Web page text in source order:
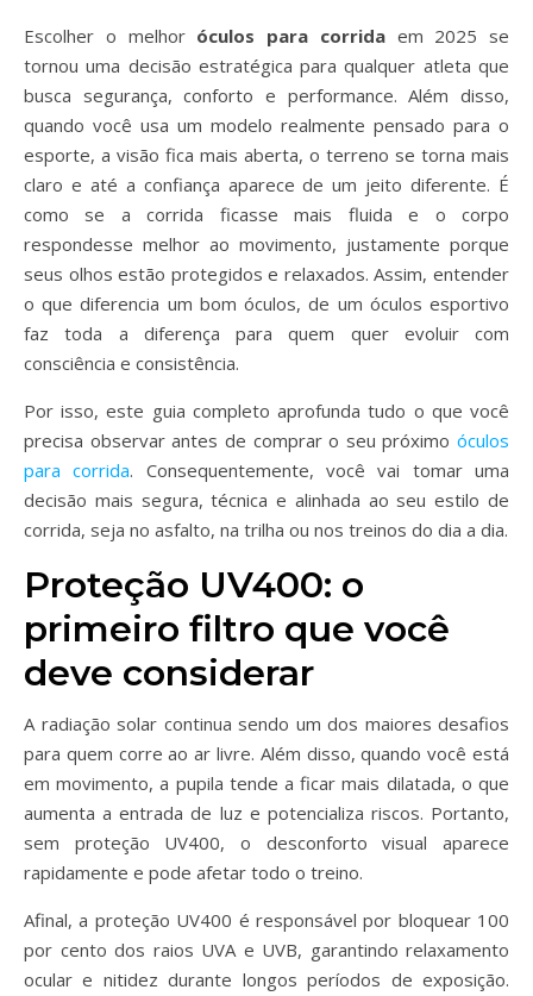
Escolher o melhoróculos para corridaem 2025 se
tornou uma decisão estratégica para qualquer atleta que
busca segurança, conforto e performance. Além disso,
quando você usa um modelo realmente pensado para o
esporte, a visão fica mais aberta, o terreno se torna mais
claro e até a confiança aparece de um jeito diferente. É
como se a corrida ficasse mais fluida e o corpo
respondesse melhor ao movimento, justamente porque
seus olhos estão protegidos e relaxados. Assim, entender
o que diferencia um bom óculos, de um óculos esportivo
faz toda a diferença para quem quer evoluir com
consciência e consistência.
Por isso, este guia completo aprofunda tudo o que você
precisa observar antes de comprar o seu próximo óculos
para corrida. Consequentemente, você vai tomar uma
decisão mais segura, técnica e alinhada ao seu estilo de
corrida, seja no asfalto, na trilha ou nos treinos do dia a dia.
Proteção UV400: o
primeiro filtro que você
deve considerar
A radiação solar continua sendo um dos maiores desafios
para quem corre ao ar livre. Além disso, quando você está
em movimento, a pupila tende a ficar mais dilatada, o que
aumenta a entrada de luz e potencializa riscos. Portanto,
sem proteção UV400, o desconforto visual aparece
rapidamente e pode afetar todo o treino.
Afinal, a proteção UV400 é responsável por bloquear 100
por cento dos raios UVA e UVB, garantindo relaxamento
ocular e nitidez durante longos períodos de exposição.